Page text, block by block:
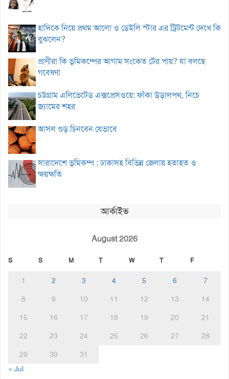
হাদিকে নিয়ে প্রথম আলো ও ডেইলি স্টার এর ট্রিটমেন্ট দেখে কি
বুঝলেন?
প্রাণীরা কি ভূমিকম্পের আগাম সংকেত টের পায়? যা বলছে
গবেষণা
চট্টগ্রাম এলিভেটেড এক্সপ্রেসওয়ে: ফাঁকা উড়ালপথ, নিচে
জ্যামের শহর
আসল গুড় চিনবেন যেভাবে
সারাদেশে ভূমিকম্প : ঢাকাসহ বিভিন্ন জেলায় হতাহত ও
ক্ষয়ক্ষতি
আর্কাইভ
August 2026
S S M T W T F
1 2 3 4 5 6
7
8
9 10 11 12 13
14
15
16 17 18 19 20
21
22
23 24 25 26 27
28
29
30
31
« Jul